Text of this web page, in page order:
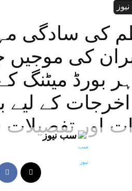
کی سادگی
کی موجیں
کے لیے
اورسب نیوز